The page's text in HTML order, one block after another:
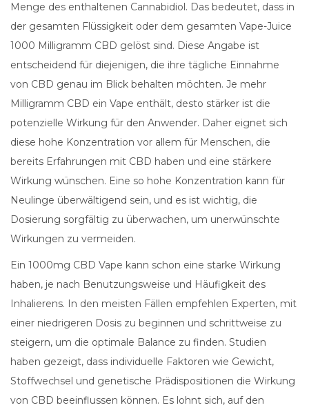
Menge des enthaltenen Cannabidiol. Das bedeutet, dass in
der gesamten Flüssigkeit oder dem gesamten Vape-Juice
1000 Milligramm CBD gelöst sind. Diese Angabe ist
entscheidend für diejenigen, die ihre tägliche Einnahme
von CBD genau im Blick behalten möchten. Je mehr
Milligramm CBD ein Vape enthält, desto stärker ist die
potenzielle Wirkung für den Anwender. Daher eignet sich
diese hohe Konzentration vor allem für Menschen, die
bereits Erfahrungen mit CBD haben und eine stärkere
Wirkung wünschen. Eine so hohe Konzentration kann für
Neulinge überwältigend sein, und es ist wichtig, die
Dosierung sorgfältig zu überwachen, um unerwünschte
Wirkungen zu vermeiden.
Ein 1000mg CBD Vape kann schon eine starke Wirkung
haben, je nach Benutzungsweise und Häufigkeit des
Inhalierens. In den meisten Fällen empfehlen Experten, mit
einer niedrigeren Dosis zu beginnen und schrittweise zu
steigern, um die optimale Balance zu finden. Studien
haben gezeigt, dass individuelle Faktoren wie Gewicht,
Stoffwechsel und genetische Prädispositionen die Wirkung
von CBD beeinflussen können. Es lohnt sich, auf den